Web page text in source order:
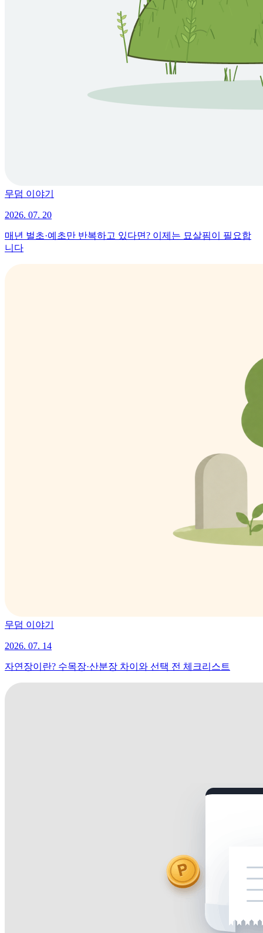
무덤 이야기
2026. 07. 20
매년 벌초·예초만 반복하고 있다면? 이제는 묘살핌이 필요합
니다
무덤 이야기
2026. 07. 14
자연장이란? 수목장·산분장 차이와 선택 전 체크리스트